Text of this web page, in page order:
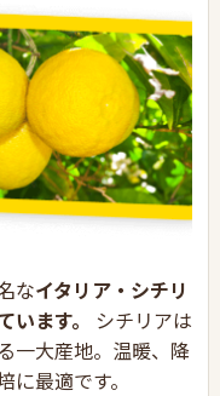
なイタリア・シチリ
ます。
シチリアは
一大産地。温暖、降
最適です。